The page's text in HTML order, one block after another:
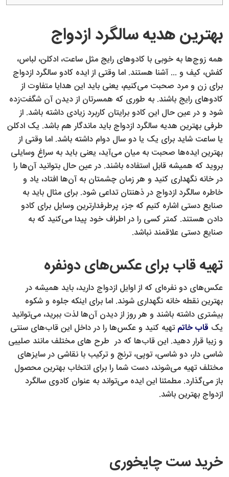
بهترین هدیه سالگرد ازدواج
همه زوج‌ها به خوبی با کادوهای رایج مثل ساعت، ادکلن، لباس،
کفش، کیف و ... آشنا هستند. اما وقتی از ایده کادو سالگرد ازدواج
برای زن و مرد صحبت می‌کنیم، یعنی باید این هدایا متفاوت از
کادوهای رایج باشند. به طوری که همسرتان از دیدن آن شگفت‌زده
شود و در عین حال این کادو برایتان کاربرد زیادی داشته باشد. از
طرفی بهترین هدیه سالگرد ازدواج باید ماندگار هم باشد. یک ادکلن
یا ساعت شاید برای یک یا دو سال دوام داشته باشد. اما وقتی از
بهترین ایده‌ها صحبت به میان می‌آید، یعنی باید به سراغ وسایلی
بروید که همیشه قابل استفاده باشند. در عین حال بتوانید آن‌ها را
در خانه نگهداری کنید و هر زمان چشمتان به آن‌ها افتاد، یاد و
خاطره سالگرد ازدواج در ذهنتان تداعی شود. برای مثال باید به
صنایع دستی اشاره کنیم که جزء پرطرفدارترین وسایل برای کادو
دادن هستند. کمتر کسی را در اطراف خود پیدا می‌کنید که به
صنایع دستی علاقمند نباشد.
تهیه قاب برای عکس‌های دونفره
عکس‌های دو نفره‌ای که از اوایل ازدواج دارید، باید همیشه در
بهترین نقطه خانه نگهداری شوند. اما برای اینکه جلوه و شکوه
بیشتری داشته باشند و هر روز از دیدن آن‌ها لذت ببرید، می‌توانید
یک قاب خاتمتهیه کنید و عکس‌ها را در داخل این قاب‌های سنتی
و زیبا قرار دهید. این قاب‌ها که در طرح های مختلف مانند صلیبی
شاسی دار، دو شاسی، توپی، ترنج و ترکیب با نقاشی در سایزهای
مختلف تهیه می‌شوند، دست شما را برای انتخاب بهترین محصول
باز می‌گذارد. مطمئنا این ایده می‌تواند به عنوان کادوی سالگرد
ازدواج بهترین باشد.
خرید ست چایخوری